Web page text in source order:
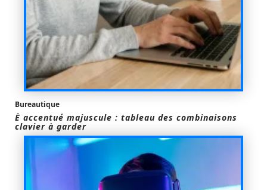
Bureautique
È accentué majuscule : tableau des combinaisons
clavier à garder